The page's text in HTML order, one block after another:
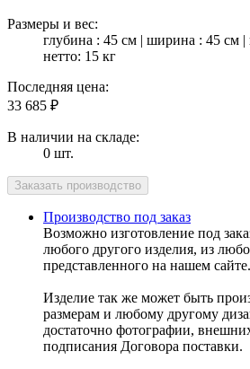
Размеры и вес:
глубина : 45 см | ширина : 45 см |
нетто: 15 кг
Последняя цена:
33 685 ₽
В наличии на складе:
0 шт.
Производство под заказ
Возможно изготовление под
любого другого изделия, из
представленного на нашем сайте.
Изделие так же может быть
размерам и любому другому
достаточно фотографии,
подписания Договора поставки.